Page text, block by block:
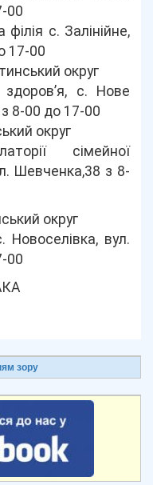
00
філія с. Залінійне,
17-00
округ
здоров’я, с. Нове
8-00 до 17-00
округ
сімейної
Шевченка,38 з 8-
округ
вул.
00
зору